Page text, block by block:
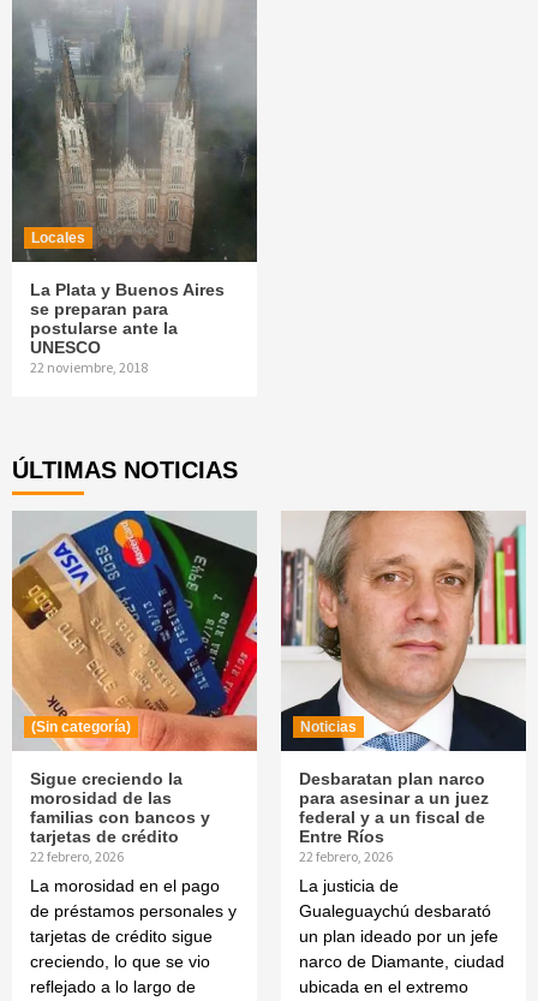
Locales
La Plata y Buenos Aires
se preparan para
postularse ante la
UNESCO
22 noviembre, 2018
ÚLTIMAS NOTICIAS
(Sin categoría)
Sigue creciendo la
morosidad de las
familias con bancos y
tarjetas de crédito
22 febrero, 2026
La morosidad en el pago
de préstamos personales y
tarjetas de crédito sigue
creciendo, lo que se vio
reflejado a lo largo de
Noticias
Desbaratan plan narco
para asesinar a un juez
federal y a un fiscal de
Entre Ríos
22 febrero, 2026
La justicia de
Gualeguaychú desbarató
un plan ideado por un jefe
narco de Diamante, ciudad
ubicada en el extremo